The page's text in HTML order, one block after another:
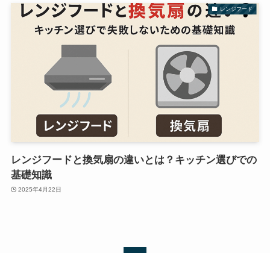
レンジフード
レンジフードと換気扇の違いとは？キッチン選びでの
基礎知識
2025年4月22日